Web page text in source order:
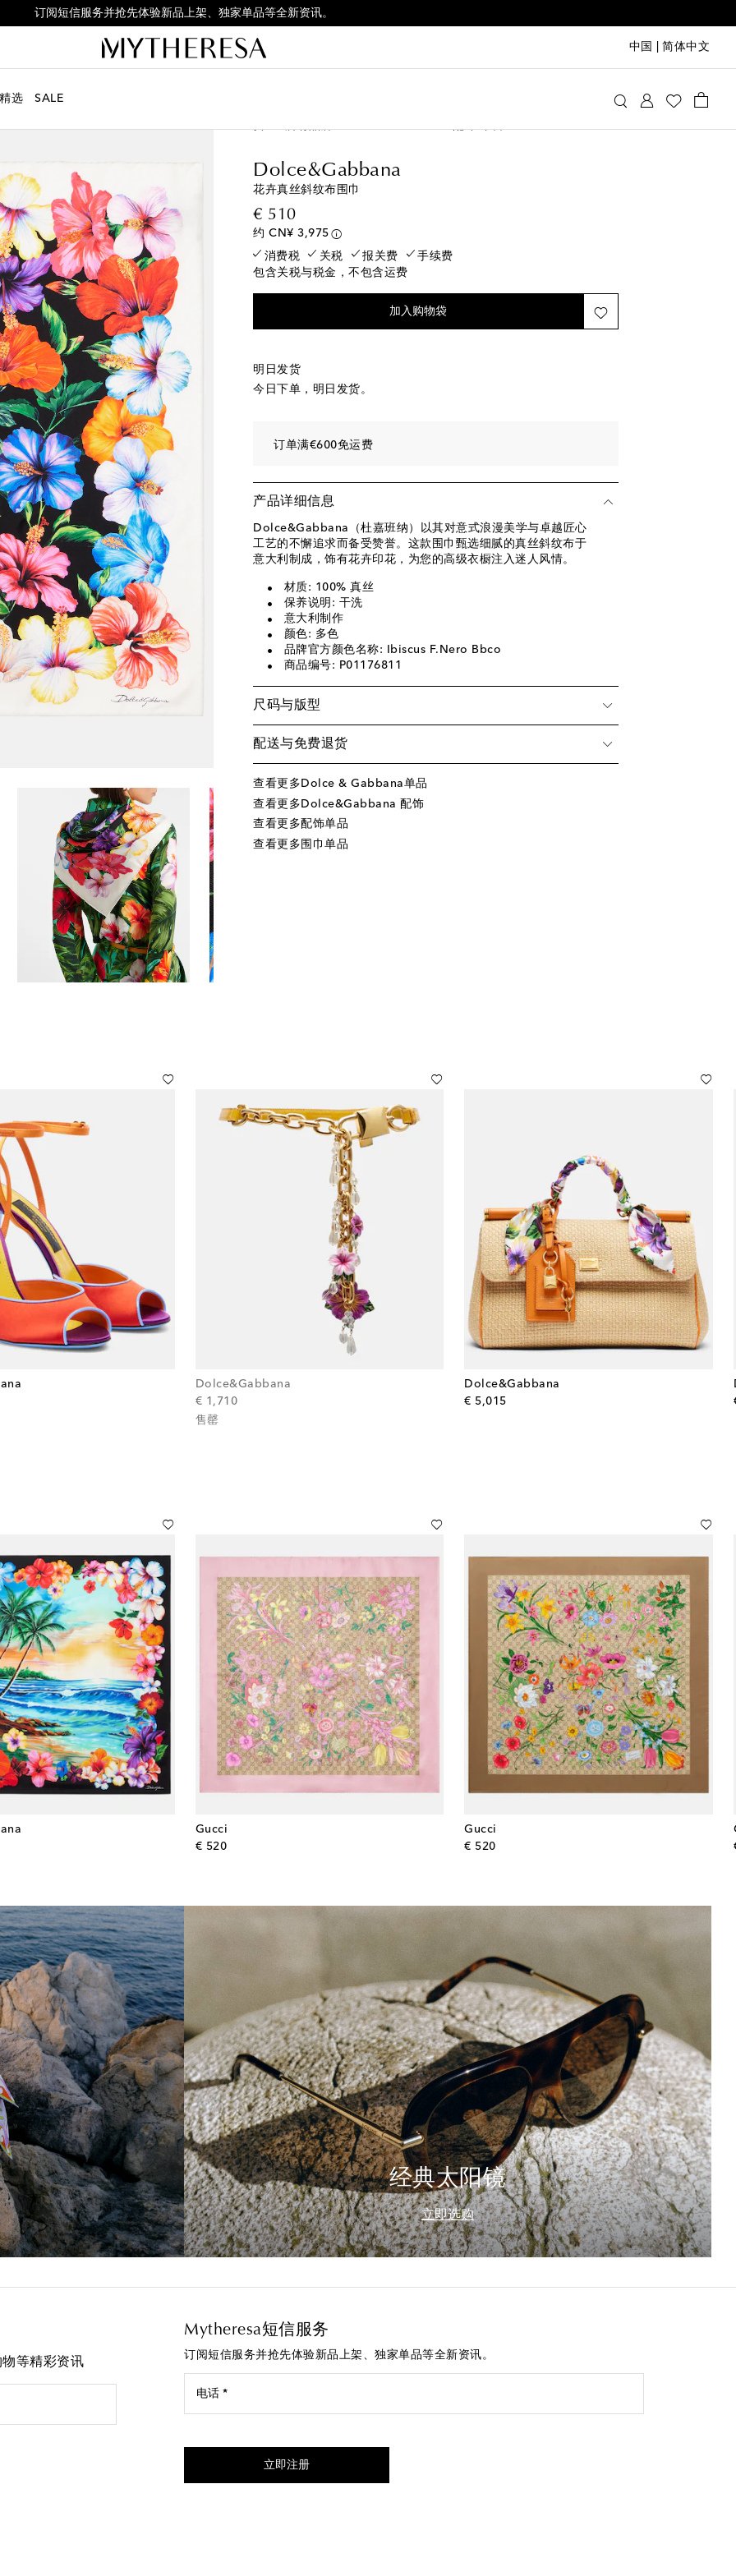
订阅短信服务并抢先体验新品上架、独家单品等全新资讯。
中国 简体中文
选 SALE
Dolce&Gabbana
花卉真丝斜纹布围巾
€ 510original price
约 CN¥ 3,975
消费税
关税 报关费
手续费
包含关税与税金，不包含运费
加入购物袋
明日发货
今日下单，明日发货。
订单满€600免运费
产品详细信息
Dolce&Gabbana（杜嘉班纳）以其对意式浪漫美学与卓越匠心
工艺的不懈追求而备受赞誉。这款围巾甄选细腻的真丝斜纹布于
意大利制成，饰有花卉印花，为您的高级衣橱注入迷人风情。
材质: 100% 真丝
保养说明: 干洗
意大利制作
颜色: 多色
品牌官方颜色名称: Ibiscus F.Nero Bbco
商品编号: P01176811
尺码与版型
配送与免费退货
查看更多Dolce & Gabbana单品
查看更多Dolce&Gabbana 配饰
查看更多配饰单品
查看更多围巾单品
Dolce&Gabbana
€ 1,710original price
售罄
Dolce&Gabbana
€ 5,015original price
Gucci
€ 520original price
Gucci
€ 520original price
经典太阳镜
立即选购
等精彩资讯
Mytheresa短信服务
订阅短信服务并抢先体验新品上架、独家单品等全新资讯。
电话 *
立即注册